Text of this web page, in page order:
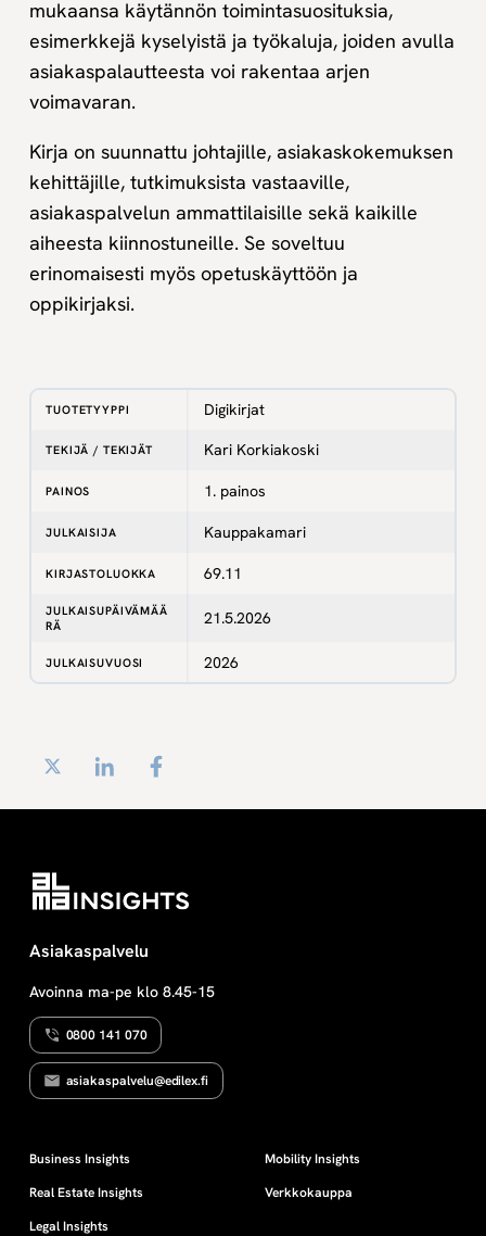
mukaansa käytännön toimintasuosituksia,
esimerkkejä kyselyistä ja työkaluja, joiden avulla
asiakaspalautteesta voi rakentaa arjen
voimavaran.
Kirja on suunnattu johtajille, asiakaskokemuksen
kehittäjille, tutkimuksista vastaaville,
asiakaspalvelun ammattilaisille sekä kaikille
aiheesta kiinnostuneille. Se soveltuu
erinomaisesti myös opetuskäyttöön ja
oppikirjaksi.
TUOTETYYPPI Digikirjat
TEKIJÄ / TEKIJÄT Kari Korkiakoski
PAINOS 1. painos
JULKAISIJA Kauppakamari
KIRJASTOLUOKKA 69.11
JULKAISUPÄIVÄMÄÄ
RÄ
21.5.2026
JULKAISUVUOSI 2026
Twitter LinkedIn
Asiakaspalvelu
Avoinna ma-pe klo 8.45-15
0800 141 070
asiakaspalvelu@edilex.fi
Business Insights
Real Estate Insights
Legal Insights
Mobility Insights
Verkkokauppa